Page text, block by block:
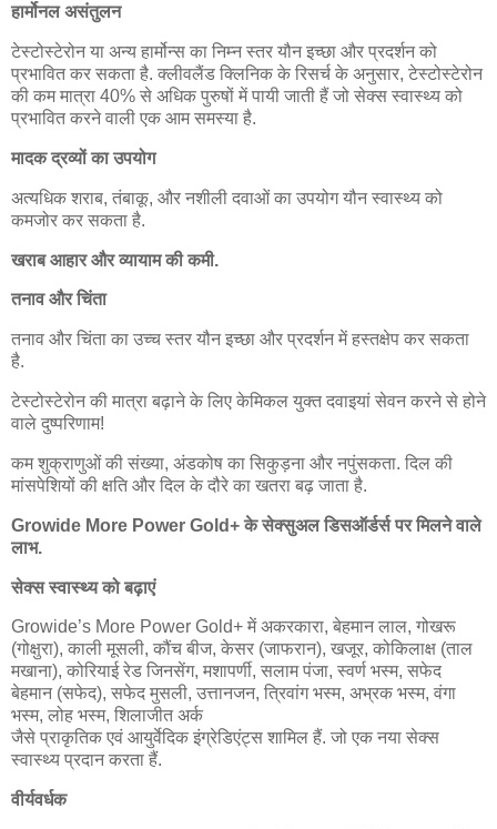
हार्मोनल असंतुलन
टेस्टोस्टेरोन या अन्य हार्मोन्स का निम्न स्तर यौन इच्छा और प्रदर्शन को
प्रभावित कर सकता है. क्लीवलैंड क्लिनिक के रिसर्च के अनुसार, टेस्टोस्टेरोन
की कम मात्रा 40% से अधिक पुरुषों में पायी जाती हैं जो सेक्स स्वास्थ्य को
प्रभावित करने वाली एक आम समस्या है.
मादक द्रव्यों का उपयोग
अत्यधिक शराब, तंबाकू, और नशीली दवाओं का उपयोग यौन स्वास्थ्य को
कमजोर कर सकता है.
खराब आहार और व्यायाम की कमी.
तनाव और चिंता
तनाव और चिंता का उच्च स्तर यौन इच्छा और प्रदर्शन में हस्तक्षेप कर सकता
है.
टेस्टोस्टेरोन की मात्रा बढ़ाने के लिए केमिकल युक्त दवाइयां सेवन करने से होने
वाले दुष्परिणाम!
कम शुक्राणुओं की संख्या, अंडकोष का सिकुड़ना और नपुंसकता. दिल की
मांसपेशियों की क्षति और दिल के दौरे का खतरा बढ़ जाता है.
Growide More Power Gold+ के सेक्सुअल डिसऑर्डर्स पर मिलने वाले
लाभ.
सेक्स स्वास्थ्य को बढ़ाएं
Growide’s More Power Gold+ में अकरकारा, बेहमान लाल, गोखरू
(गोक्षुरा), काली मूसली, कौंच बीज, केसर (जाफरान), खजूर, कोकिलाक्ष (ताल
मखाना), कोरियाई रेड जिनसेंग, मशापर्णी, सलाम पंजा, स्वर्ण भस्म, सफेद
बेहमान (सफेद), सफेद मुसली, उत्तानजन, त्रिवांग भस्म, अभ्रक भस्म, वंगा
भस्म, लोह भस्म, शिलाजीत अर्क
जैसे प्राकृतिक एवं आयुर्वेदिक इंग्रेडिएंट्स शामिल हैं. जो एक नया सेक्स
स्वास्थ्य प्रदान करता हैं.
वीर्यवर्धक